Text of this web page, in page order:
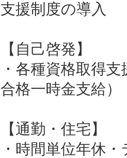
支援制度の導入
【自己啓発】
・各種資格取得
合格一時金支給
【通勤・住宅】
・時間単位年休